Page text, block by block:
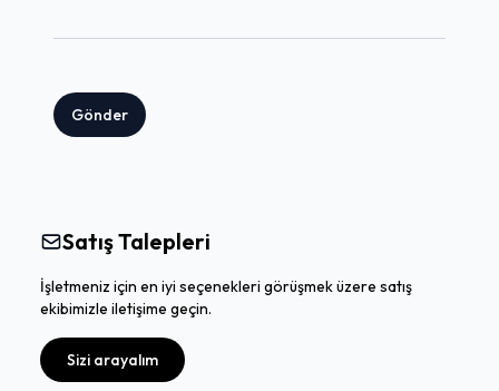
Gönder
Satış Talepleri
İşletmeniz için en iyi seçenekleri görüşmek üzere satış
ekibimizle iletişime geçin.
Sizi arayalım